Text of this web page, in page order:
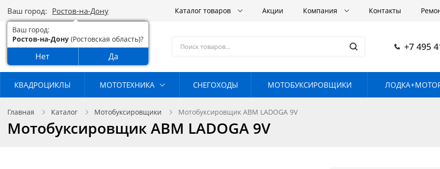
Ваш город: Ростов-на-Дону
Ваш город:
Ростов-на-Дону (Ростовская область)?
Нет Да
Каталог товаров Акции Компания Контакты
+7 495
КВАДРОЦИКЛЫ МОТОТЕХНИКА СНЕГОХОДЫ МОТОБУКСИРОВЩИКИ
Главная Каталог Мотобуксировщики Мотобуксировщик АВМ LADOGA 9V
Мотобуксировщик АВМ LADOGA 9V